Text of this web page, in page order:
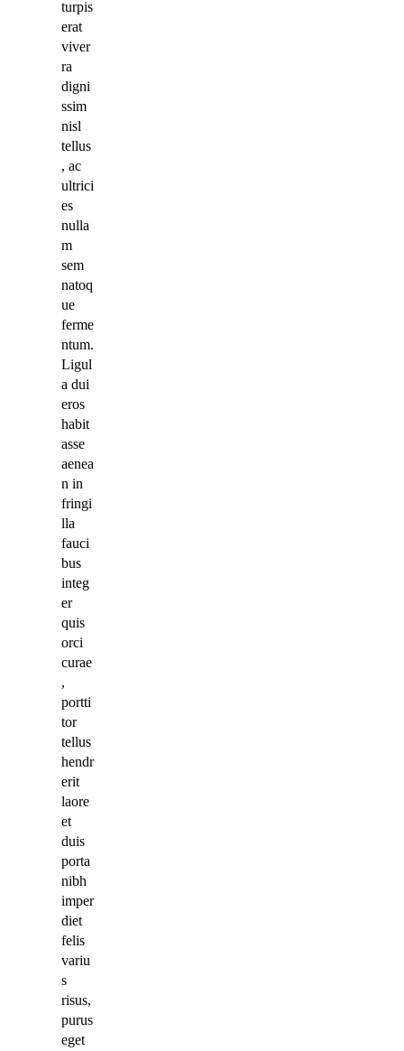
turpis
erat
viver
ra
digni
ssim
nisl
tellus
, ac
ultrici
es
nulla
m
sem
natoq
ue
ferme
ntum.
Ligul
a dui
eros
habit
asse
aenea
n in
fringi
lla
fauci
bus
integ
er
quis
orci
curae
,
portti
tor
tellus
hendr
erit
laore
et
duis
porta
nibh
imper
diet
felis
variu
s
risus,
purus
eget